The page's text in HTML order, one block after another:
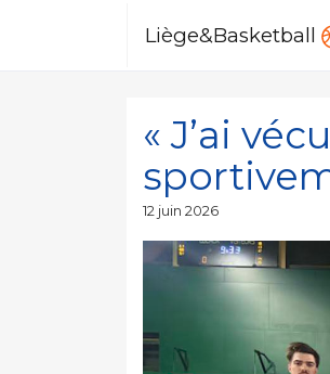
Liège&Basketball
« J’ai
Publié
12 juin 2026